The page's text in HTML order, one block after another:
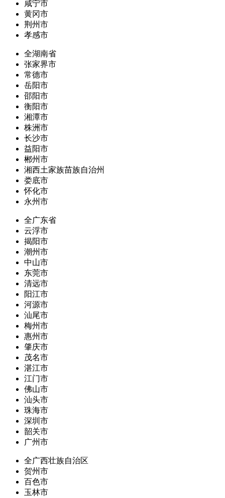
咸宁市
黄冈市
荆州市
孝感市
全湖南省
张家界市
常德市
岳阳市
邵阳市
衡阳市
湘潭市
株洲市
长沙市
益阳市
郴州市
湘西土家族苗族自治州
娄底市
怀化市
永州市
全广东省
云浮市
揭阳市
潮州市
中山市
东莞市
清远市
阳江市
河源市
汕尾市
梅州市
惠州市
肇庆市
茂名市
湛江市
江门市
佛山市
汕头市
珠海市
深圳市
韶关市
广州市
全广西壮族自治区
贺州市
百色市
玉林市